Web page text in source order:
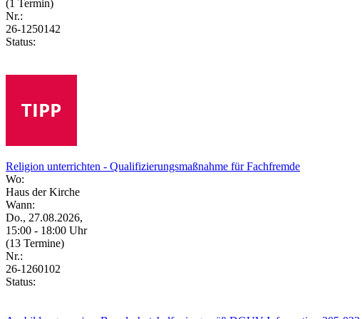
(1 Termin)
Nr.:
26-1250142
Status:
Religion unterrichten - Qualifizierungsmaßnahme für Fachfremde
Wo:
Haus der Kirche
Wann:
Do., 27.08.2026,
15:00 - 18:00 Uhr
(13 Termine)
Nr.:
26-1260102
Status: